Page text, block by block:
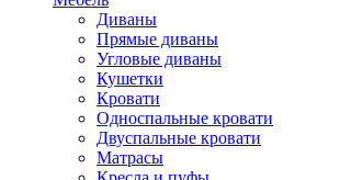
Диваны
Прямые диваны
Угловые диваны
Кушетки
Кровати
Односпальные кровати
Двуспальные кровати
Матрасы